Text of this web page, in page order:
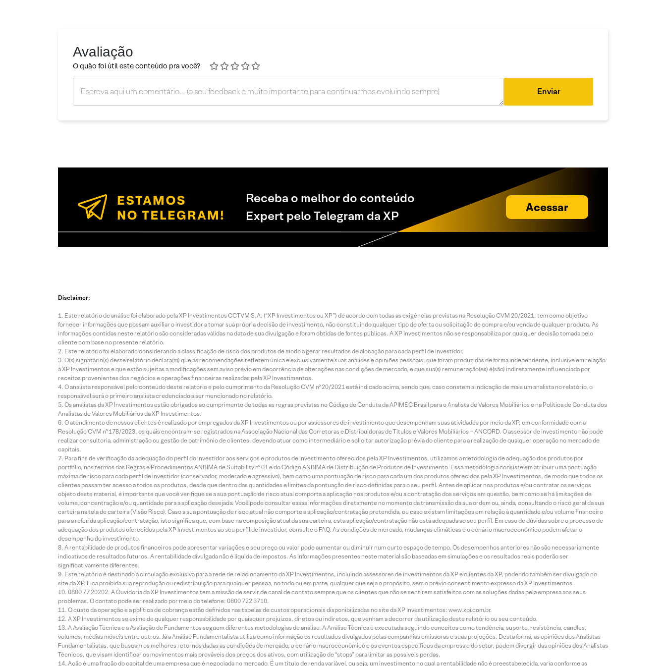
Avaliação
O quão foi útil este conteúdo pra você?
Enviar
Receba o melhor do conteúdo
Expert pelo Telegram da XP
Acessar
Disclaimer:
Este relatório de análise foi elaborado pela XP Investimentos CCTVM S.A. (“XP Investimentos ou XP”) de acordo com todas as exigências previstas na Resolução CVM 20/2021, tem como objetivo
fornecer informações que possam auxiliar o investidor a tomar sua própria decisão de investimento, não constituindo qualquer tipo de oferta ou solicitação de compra e/ou venda de qualquer produto. As
informações contidas neste relatório são consideradas válidas na data de sua divulgação e foram obtidas de fontes públicas. A XP Investimentos não se responsabiliza por qualquer decisão tomada pelo
cliente com base no presente relatório.
Este relatório foi elaborado considerando a classificação de risco dos produtos de modo a gerar resultados de alocação para cada perfil de investidor.
O(s) signatário(s) deste relatório declara(m) que as recomendações refletem única e exclusivamente suas análises e opiniões pessoais, que foram produzidas de forma independente, inclusive em relação
à XP Investimentos e que estão sujeitas a modificações sem aviso prévio em decorrência de alterações nas condições de mercado, e que sua(s) remuneração(es) é(são) indiretamente influenciada por
receitas provenientes dos negócios e operações financeiras realizadas pela XP Investimentos.
O analista responsável pelo conteúdo deste relatório e pelo cumprimento da Resolução CVM nº 20/2021 está indicado acima, sendo que, caso constem a indicação de mais um analista no relatório, o
responsável será o primeiro analista credenciado a ser mencionado no relatório.
Os analistas da XP Investimentos estão obrigados ao cumprimento de todas as regras previstas no Código de Conduta da APIMEC Brasil para o Analista de Valores Mobiliários e na Política de Conduta dos
Analistas de Valores Mobiliários da XP Investimentos.
O atendimento de nossos clientes é realizado por empregados da XP Investimentos ou por assessores de investimento que desempenham suas atividades por meio da XP, em conformidade com a
Resolução CVM nº 178/2023, os quais encontram-se registrados na Associação Nacional das Corretoras e Distribuidoras de Títulos e Valores Mobiliários – ANCORD. O assessor de investimento não pode
realizar consultoria, administração ou gestão de patrimônio de clientes, devendo atuar como intermediário e solicitar autorização prévia do cliente para a realização de qualquer operação no mercado de
capitais.
Para fins de verificação da adequação do perfil do investidor aos serviços e produtos de investimento oferecidos pela XP Investimentos, utilizamos a metodologia de adequação dos produtos por
portfólio, nos termos das Regras e Procedimentos ANBIMA de Suitability nº 01 e do Código ANBIMA de Distribuição de Produtos de Investimento. Essa metodologia consiste em atribuir uma pontuação
máxima de risco para cada perfil de investidor (conservador, moderado e agressivo), bem como uma pontuação de risco para cada um dos produtos oferecidos pela XP Investimentos, de modo que todos os
clientes possam ter acesso a todos os produtos, desde que dentro das quantidades e limites da pontuação de risco definidas para o seu perfil. Antes de aplicar nos produtos e/ou contratar os serviços
objeto deste material, é importante que você verifique se a sua pontuação de risco atual comporta a aplicação nos produtos e/ou a contratação dos serviços em questão, bem como se há limitações de
volume, concentração e/ou quantidade para a aplicação desejada. Você pode consultar essas informações diretamente no momento da transmissão da sua ordem ou, ainda, consultando o risco geral da sua
carteira na tela de carteira (Visão Risco). Caso a sua pontuação de risco atual não comporte a aplicação/contratação pretendida, ou caso existam limitações em relação à quantidade e/ou volume financeiro
para a referida aplicação/contratação, isto significa que, com base na composição atual da sua carteira, esta aplicação/contratação não está adequada ao seu perfil. Em caso de dúvidas sobre o processo de
adequação dos produtos oferecidos pela XP Investimentos ao seu perfil de investidor, consulte o FAQ. As condições de mercado, mudanças climáticas e o cenário macroeconômico podem afetar o
desempenho do investimento.
A rentabilidade de produtos financeiros pode apresentar variações e seu preço ou valor pode aumentar ou diminuir num curto espaço de tempo. Os desempenhos anteriores não são necessariamente
indicativos de resultados futuros. A rentabilidade divulgada não é líquida de impostos. As informações presentes neste material são baseadas em simulações e os resultados reais poderão ser
significativamente diferentes.
Este relatório é destinado à circulação exclusiva para a rede de relacionamento da XP Investimentos, incluindo assessores de investimentos da XP e clientes da XP, podendo também ser divulgado no
site da XP. Fica proibida sua reprodução ou redistribuição para qualquer pessoa, no todo ou em parte, qualquer que seja o propósito, sem o prévio consentimento expresso da XP Investimentos.
0800 77 20202. A Ouvidoria da XP Investimentos tem a missão de servir de canal de contato sempre que os clientes que não se sentirem satisfeitos com as soluções dadas pela empresa aos seus
problemas. O contato pode ser realizado por meio do telefone: 0800 722 3710.
O custo da operação e a política de cobrança estão definidos nas tabelas de custos operacionais disponibilizadas no site da XP Investimentos: www.xpi.com.br.
A XP Investimentos se exime de qualquer responsabilidade por quaisquer prejuízos, diretos ou indiretos, que venham a decorrer da utilização deste relatório ou seu conteúdo.
A Avaliação Técnica e a Avaliação de Fundamentos seguem diferentes metodologias de análise. A Análise Técnica é executada seguindo conceitos como tendência, suporte, resistência, candles,
volumes, médias móveis entre outros. Já a Análise Fundamentalista utiliza como informação os resultados divulgados pelas companhias emissoras e suas projeções. Desta forma, as opiniões dos Analistas
Fundamentalistas, que buscam os melhores retornos dadas as condições de mercado, o cenário macroeconômico e os eventos específicos da empresa e do setor, podem divergir das opiniões dos Analistas
Técnicos, que visam identificar os movimentos mais prováveis dos preços dos ativos, com utilização de “stops” para limitar as possíveis perdas.
Ação é uma fração do capital de uma empresa que é negociada no mercado. É um título de renda variável, ou seja, um investimento no qual a rentabilidade não é preestabelecida, varia conforme as